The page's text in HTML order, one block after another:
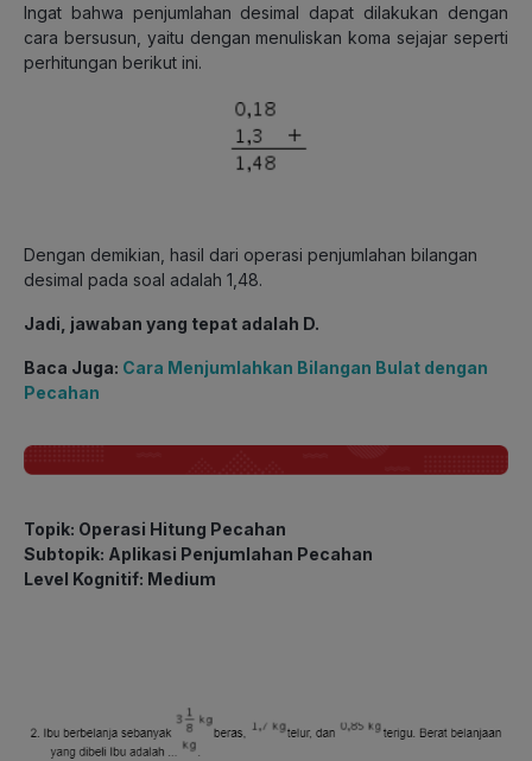
Ingat bahwa penjumlahan desimal dapat dilakukan dengan
cara bersusun, yaitu dengan menuliskan koma sejajar seperti
perhitungan berikut ini.
Dengan demikian, hasil dari operasi penjumlahan bilangan
desimal pada soal adalah 1,48.
Jadi, jawaban yang tepat adalah D.
Baca Juga: Cara Menjumlahkan Bilangan Bulat dengan
Pecahan
Topik: Operasi Hitung Pecahan
Subtopik: Aplikasi Penjumlahan Pecahan
Level Kognitif: Medium